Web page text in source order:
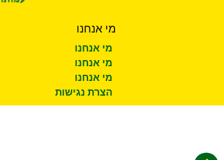
מי אנחנו
מי אנחנו
מי אנחנו
מי אנחנו
הצרת נגישות